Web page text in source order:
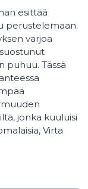
esittää
perustelemaan.
varjoa
puhuu. Tässä
jonka kuuluisi
Virta